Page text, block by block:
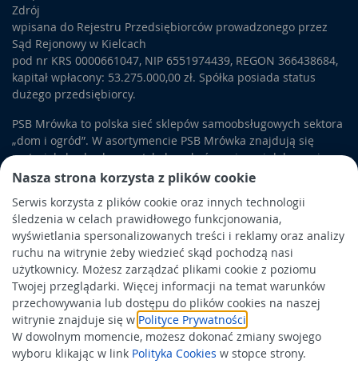
Nasza strona korzysta z plików cookie
Serwis korzysta z plików cookie oraz innych technologii
śledzenia w celach prawidłowego funkcjonowania,
wyświetlania spersonalizowanych treści i reklamy oraz analizy
ruchu na witrynie żeby wiedzieć skąd pochodzą nasi
użytkownicy. Możesz zarządzać plikami cookie z poziomu
Twojej przeglądarki. Więcej informacji na temat warunków
przechowywania lub dostępu do plików cookies na naszej
witrynie znajduje się w Polityce Prywatności
W dowolnym momencie, możesz dokonać zmiany swojego
wyboru klikając w link Polityka Cookies w stopce strony.
Zdrój
wpisana do Rejestru Przedsiębiorców prowadzonego przez
Sąd Rejonowy w Kielcach
pod nr KRS 0000661047, NIP 6551974439, REGON 366438684,
kapitał wpłacony: 53.275.000,00 zł. Spółka posiada status
dużego przedsiębiorcy.
PSB Mrówka to polska sieć sklepów samoobsługowych sektora
„dom i ogród”. W asortymencie PSB Mrówka znajdują się
materiały budowlane, artykuły wykończeniowe i dekoracyjne,
wyposażenie łazienek i kuchni, elektronarzędzia, a także
artykuły związane z ogrodem i otoczeniem domu.
Obowiązek informacyjny
Polityka prywatności
Polityka Cookies
Odbiór zużytego sprzętu
Wspierają nas: